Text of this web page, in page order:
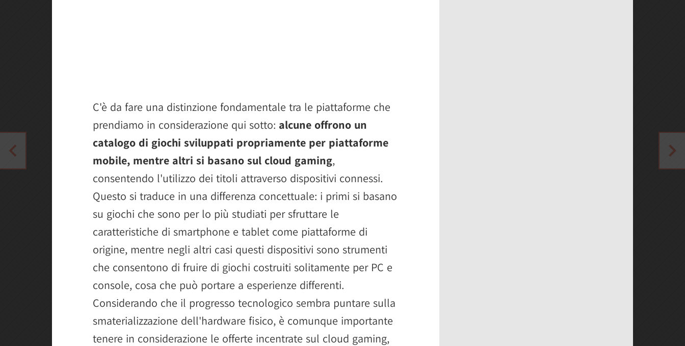
C'è da fare una distinzione fondamentale tra le piattaforme che
prendiamo in considerazione qui sotto: alcune offrono un
catalogo di giochi sviluppati propriamente per piattaforme
mobile, mentre altri si basano sul cloud gaming,
consentendo l'utilizzo dei titoli attraverso dispositivi connessi.
Questo si traduce in una differenza concettuale: i primi si basano
su giochi che sono per lo più studiati per sfruttare le
caratteristiche di smartphone e tablet come piattaforme di
origine, mentre negli altri casi questi dispositivi sono strumenti
che consentono di fruire di giochi costruiti solitamente per PC e
console, cosa che può portare a esperienze differenti.
Considerando che il progresso tecnologico sembra puntare sulla
smaterializzazione dell'hardware fisico, è comunque importante
tenere in considerazione le offerte incentrate sul cloud gaming,